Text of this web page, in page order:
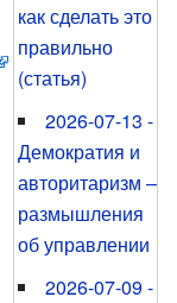
как сделать это
правильно
(статья)
2026-07-13 -
Демократия и
авторитаризм –
размышления
об управлении
2026-07-09 -